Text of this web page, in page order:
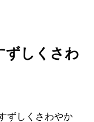
ずしくさわ
ずしくさわやか